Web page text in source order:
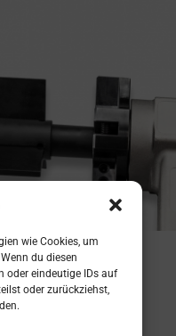
wie Cookies, um
du diesen
oder eindeutige IDs auf
oder zurückziehst,